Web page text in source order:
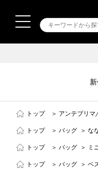
トップ ＞ アンテプリ
トップ ＞ バッグ ＞ な
トップ ＞ バッグ ＞ ミ
トップ ＞ バッグ ＞ ベ